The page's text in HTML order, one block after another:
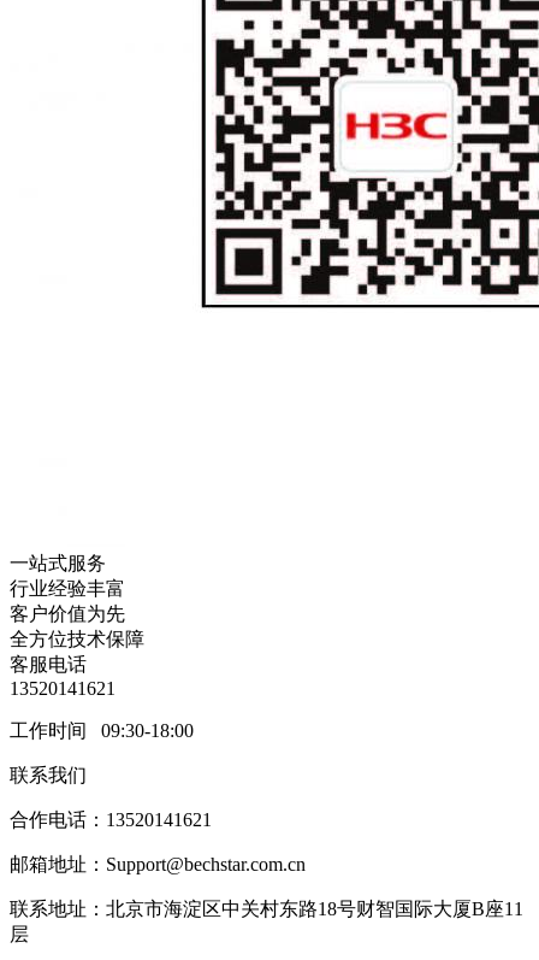
一站式服务
行业经验丰富
客户价值为先
全方位技术保障
客服电话
13520141621
工作时间 09:30-18:00
联系我们
合作电话：13520141621
邮箱地址：Support@bechstar.com.cn
联系地址：北京市海淀区中关村东路18号财智国际大厦B座11
层